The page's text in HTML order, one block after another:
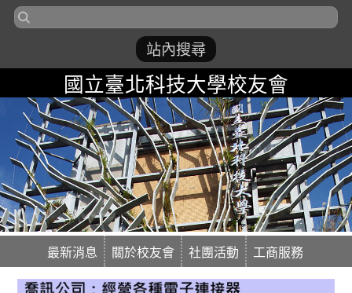
國立臺北科技大學校友會
最新消息 關於校友會 社團活動 工商服務